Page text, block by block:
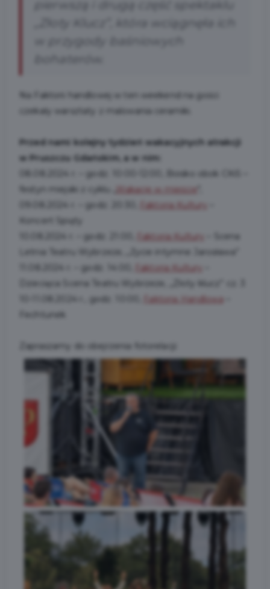
Na Faktorii handlowej w ten weekend na gości
czekały warsztaty z malowania ceramiki.
Przed nami kolejny tydzień wakacyjnych atrakcji
w Pruszczu Gdańskim, a w nim:
08.08.2024 r. – godz. 10:00-12:00, Boisko obok CKiS –
festyn miejski z cyklu „
Wakacje w mieście
09.08.2024 r. – godz. 20:30,
Faktoria Kultury
Koncert Spięty
10.08.2024 r. – godz. 21:00,
Faktoria Kultury
– Scena
Letnia Teatru Wybrzeże, „Życie intymne Jarosława”
11.08.2024 r. – godz. 14:00,
Faktoria Kultury
Dziecięca Scena Teatru Wybrzeże, „Złoty klucz” cz. 3
10-11.08.2024 r., godz. 10:00,
Faktoria Handlowa
Fechtunek
Zapraszamy do obejrzenia fotorelacji: